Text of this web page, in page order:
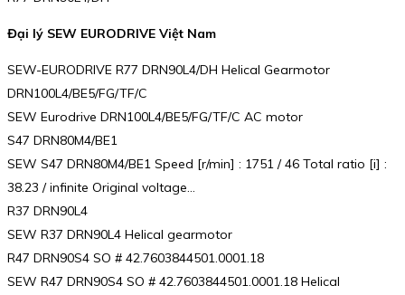
Đại lý SEW EURODRIVE Việt Nam
SEW-EURODRIVE R77 DRN90L4/DH Helical Gearmotor
DRN100L4/BE5/FG/TF/C
SEW Eurodrive DRN100L4/BE5/FG/TF/C AC motor
S47 DRN80M4/BE1
SEW S47 DRN80M4/BE1 Speed [r/min] : 1751 / 46 Total ratio [i] :
38.23 / infinite Original voltage…
R37 DRN90L4
SEW R37 DRN90L4 Helical gearmotor
R47 DRN90S4 SO # 42.7603844501.0001.18
SEW R47 DRN90S4 SO # 42.7603844501.0001.18 Helical